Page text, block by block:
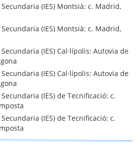
(IES) Montsià: c. Madrid,
(IES) Montsià: c. Madrid,
(IES) Cal·lípolis: Autovia de
(IES) Cal·lípolis: Autovia de
(IES) de Tecnificació: c.
(IES) de Tecnificació: c.